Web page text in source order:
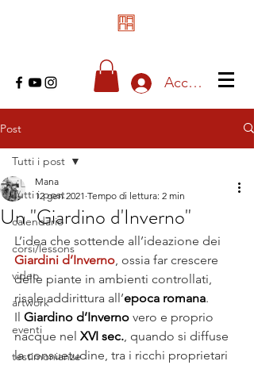
Accedi
Post
Tutti i post
calendario
corsi/lessons
video
artwork
eventi
testimonianze
Tutti i post
Un "Giardino d'Inverno"
Mana
12 gen 2021 Tempo di lettura: 2 min
L’idea che sottende all’ideazione dei
Giardini d’Inverno , ossia far crescere
delle piante in ambienti controllati,
risale addirittura all’epoca romana.
Il Giardino d’Inverno vero e proprio
nacque nel XVI sec. , quando si diffuse
la consuetudine, tra i ricchi proprietari